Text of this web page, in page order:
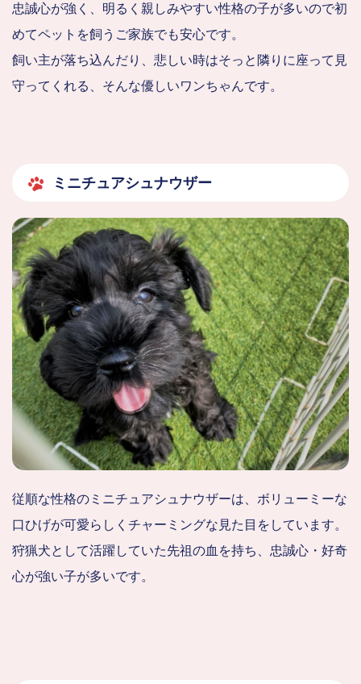
忠誠心が強く、明るく親しみやすい性格の子が多いので初
めてペットを飼うご家族でも安心です。
飼い主が落ち込んだり、悲しい時はそっと隣りに座って見
守ってくれる、そんな優しいワンちゃんです。
ミニチュアシュナウザー
従順な性格のミニチュアシュナウザーは、ボリューミーな
口ひげが可愛らしくチャーミングな見た目をしています。
狩猟犬として活躍していた先祖の血を持ち、忠誠心・好奇
心が強い子が多いです。